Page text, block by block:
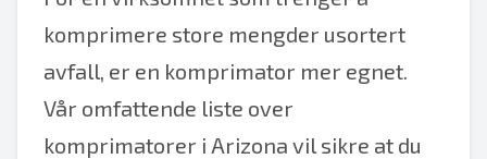
komprimere store mengder usortert
avfall, er en komprimator mer egnet.
Vår omfattende liste over
komprimatorer i Arizona vil sikre at du